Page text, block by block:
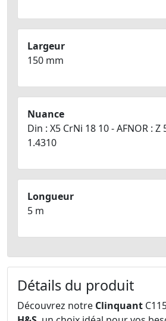
Largeur
150 mm
Nuance
Din : X5 CrNi 18 10 - AFNOR : Z
1.4310
Longueur
5 m
Détails du produit
Découvrez notre Clinquant